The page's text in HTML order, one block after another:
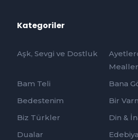
Kategoriler
Aşk, Sevgi ve Dostluk
Mealler
Bam Teli
Bana
Bedestenim
Bir
Biz Türkler
Din &
Dualar